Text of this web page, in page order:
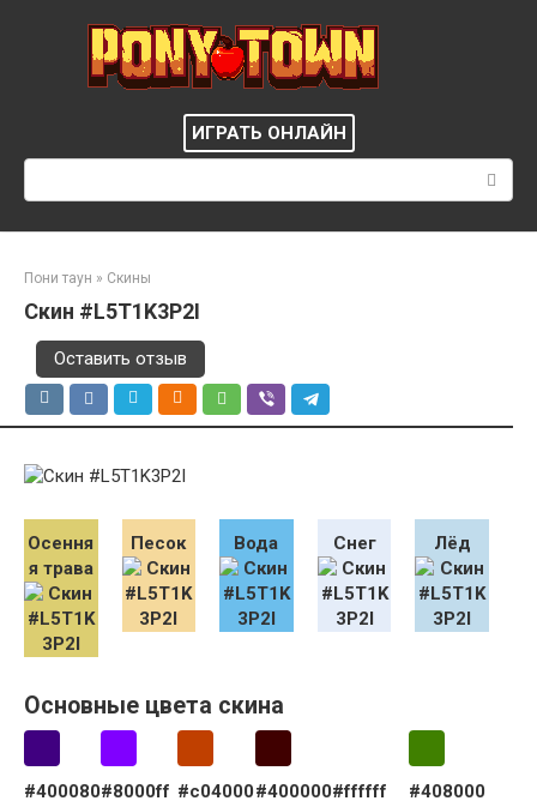
ИГРАТЬ ОНЛАЙН
Пони таун » Скины
Скин #L5T1K3P2I
Оставить отзыв
Осення
я трава
Песок Вода Снег Лёд
Основные цвета скина
#400080#8000ff #c04000#400000#ffffff #408000